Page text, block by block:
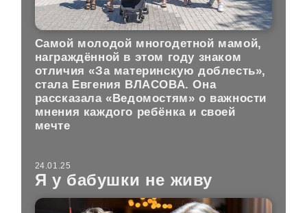
Самой молодой многодетной мамой,
награждённой в этом году знаком
отличия «За материнскую доблесть»,
стала Евгения ВЛАСОВА. Она
рассказала «Ведомостям» о важности
мнения каждого ребёнка и своей
мечте
24.01.25
Я у бабушки не живу